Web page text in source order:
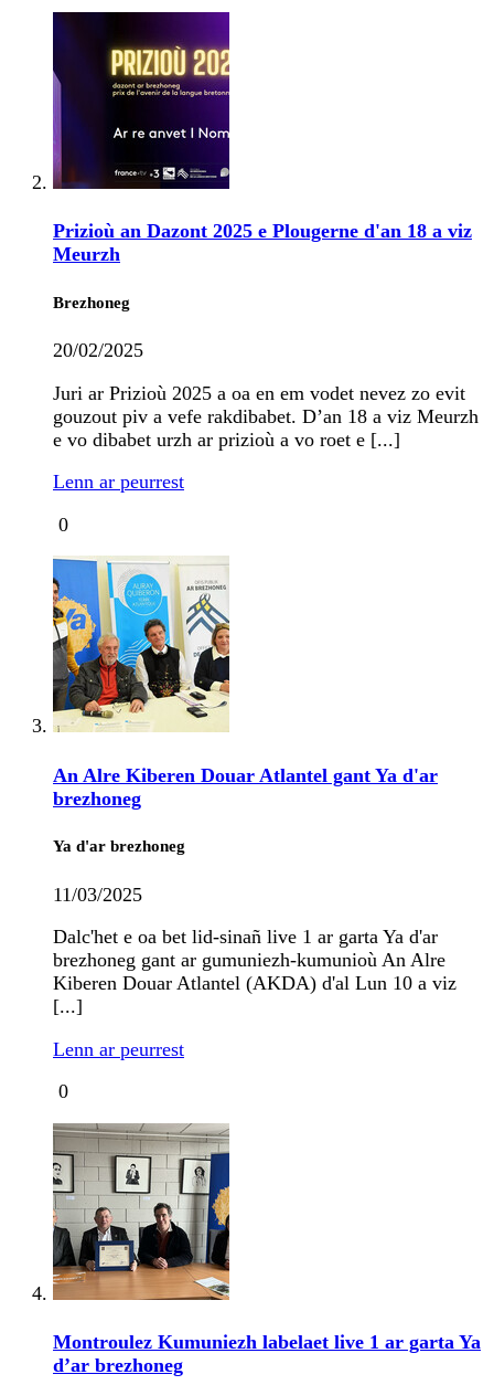
Prizioù an Dazont 2025 e Plougerne d'an 18 a viz
Meurzh
Brezhoneg
20/02/2025
Juri ar Prizioù 2025 a oa en em vodet nevez zo evit
gouzout piv a vefe rakdibabet. D’an 18 a viz Meurzh
e vo dibabet urzh ar prizioù a vo roet e [...]
Lenn ar peurrest
0
An Alre Kiberen Douar Atlantel gant Ya d'ar
brezhoneg
Ya d'ar brezhoneg
11/03/2025
Dalc'het e oa bet lid-sinañ live 1 ar garta Ya d'ar
brezhoneg gant ar gumuniezh-kumunioù An Alre
Kiberen Douar Atlantel (AKDA) d'al Lun 10 a viz
[...]
Lenn ar peurrest
0
Montroulez Kumuniezh labelaet live 1 ar garta Ya
d’ar brezhoneg